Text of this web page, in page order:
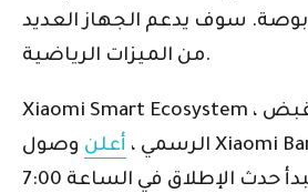
شاشة بحجم 1.74 بوصة. سوف يدعم الجهاز العديد
من الميزات الرياضية.
Xiaomi Smart Ecosystem ، عبر مقبض Weibo
الرسمي ، أعلن وصول Xiaomi Band 8 Pro في 14
أغسطس. سيبدأ حدث الإطلاق في الساعة 7:00